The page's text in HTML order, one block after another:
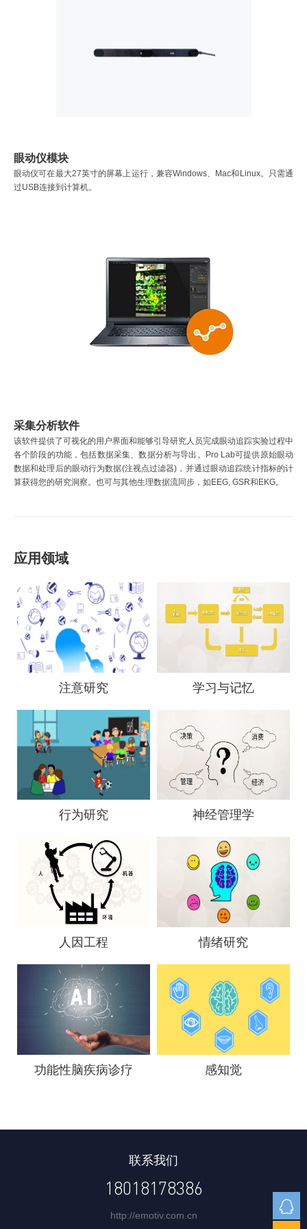
眼动仪模块
眼动仪可在最大27英寸的屏幕上运行，兼容Windows、Mac和Linux。只需通
过USB连接到计算机。
采集分析软件
该软件提供了可视化的用户界面和能够引导研究人员完成眼动追踪实验过程中
各个阶段的功能，包括数据采集、数据分析与导出。Pro Lab可提供原始眼动
数据和处理后的眼动行为数据(注视点过滤器)，并通过眼动追踪统计指标的计
算获得您的研究洞察。也可与其他生理数据流同步，如EEG, GSR和EKG。
应用领域
注意研究 学习与记忆
行为研究 神经管理学
人因工程 情绪研究
功能性脑疾病诊疗 感知觉
联系我们
18018178386
http://emotiv.com.cn